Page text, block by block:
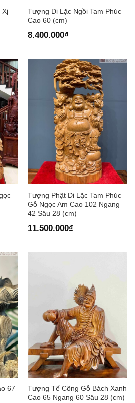
Xị
Tượng Di Lặc Ngồi Tam Phúc
Cao 60 (cm)
8.400.000₫
Tượng Phật Di Lặc Tam Phúc
Gỗ Ngọc Am Cao 102 Ngang
42 Sâu 28 (cm)
11.500.000₫
67
Tượng Tế Công Gỗ Bách Xanh
Cao 65 Ngang 60 Sâu 28 (cm)